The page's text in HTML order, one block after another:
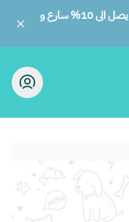
ويا متجر الطائر السابع توفير أكبر مع كاش باك يصل الى 10% سارع و